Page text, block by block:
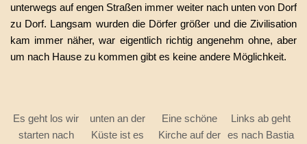
unterwegs auf engen Straßen immer weiter nach unten von Dorf
zu Dorf. Langsam wurden die Dörfer größer und die Zivilisation
kam immer näher, war eigentlich richtig angenehm ohne, aber
um nach Hause zu kommen gibt es keine andere Möglichkeit.
Es geht los wir
starten nach
unten an der
Küste ist es
Eine schöne
Kirche auf der
Links ab geht
es nach Bastia